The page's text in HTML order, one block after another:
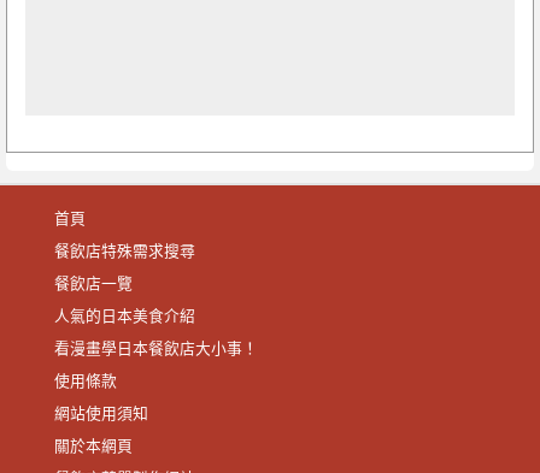
首頁
餐飲店特殊需求搜尋
餐飲店一覽
人氣的日本美食介紹
看漫畫學日本餐飲店大小事！
使用條款
網站使用須知
關於本網頁